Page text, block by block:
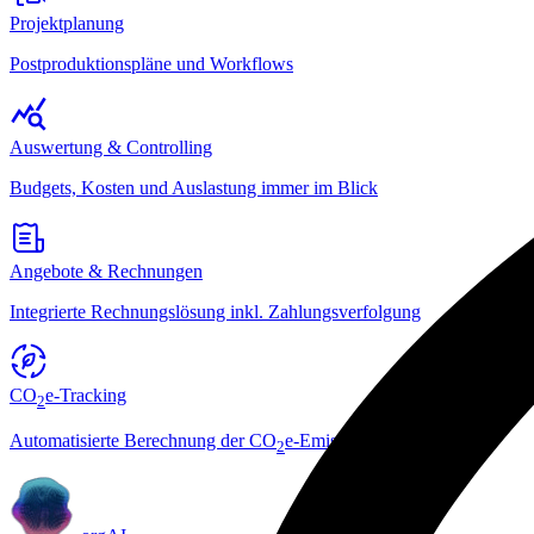
Projektplanung
Postproduktionspläne und Workflows
Auswertung & Controlling
Budgets, Kosten und Auslastung immer im Blick
Angebote & Rechnungen
Integrierte Rechnungslösung inkl. Zahlungsverfolgung
CO2e-Tracking
Automatisierte Berechnung der CO2e-Emissionen